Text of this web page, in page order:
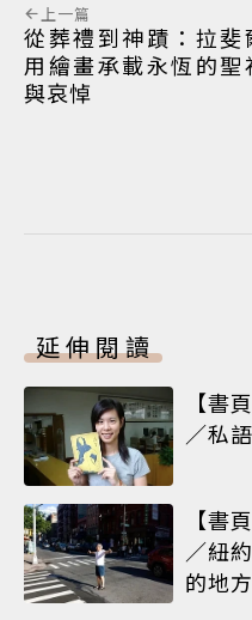
上一篇
從葬禮到神蹟：拉斐
用繪畫承載永恆的聖
與哀悼
延伸閱讀
【書
／私
【書
／紐
的地方